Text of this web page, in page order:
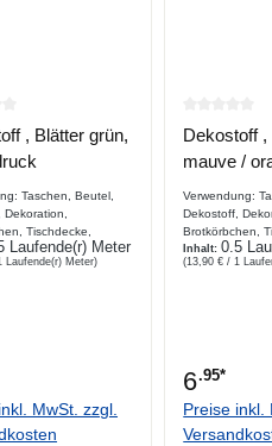
5 SternenBewertung von 0 von
, Blätter grün,
Taschen, Beutel,
Dekoration,
Tischdecke,
Hundekissen,
Sofaabdeckung
Laufende(r) Meter
Laufende(r) Meter)
MwSt. zzgl.
Dekostoff ,
mauve /
Digitaldruck
Verwendung:
Dekostoff,
Brotkörbchen,
Platzdecke,
Vorhang, Stuhl,
Inhalt:0.5
(13,90 € / 1
6.95*
Preise inkl.